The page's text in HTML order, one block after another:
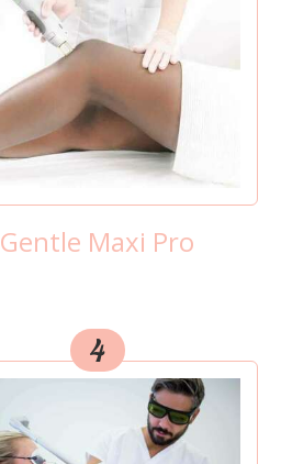
Gentle Maxi Pro
4